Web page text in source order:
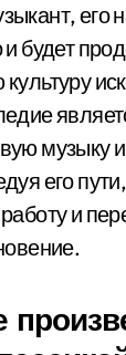
его
и будет
музыку
его
и